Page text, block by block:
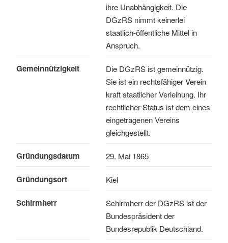
ihre Unabhängigkeit. Die
DGzRS nimmt keinerlei
staatlich-öffentliche Mittel in
Anspruch.
Gemeinnützigkeit
Die DGzRS ist gemeinnützig.
Sie ist ein rechtsfähiger Verein
kraft staatlicher Verleihung. Ihr
rechtlicher Status ist dem eines
eingetragenen Vereins
gleichgestellt.
Gründungsdatum 29. Mai 1865
Gründungsort Kiel
Schirmherr
Schirmherr der DGzRS ist der
Bundespräsident der
Bundesrepublik Deutschland.